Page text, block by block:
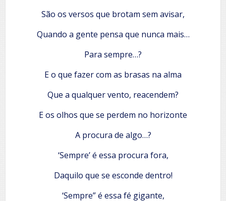
São os versos que brotam sem avisar,
Quando a gente pensa que nunca mais…
Para sempre…?
E o que fazer com as brasas na alma
Que a qualquer vento, reacendem?
E os olhos que se perdem no horizonte
A procura de algo…?
‘Sempre’ é essa procura fora,
Daquilo que se esconde dentro!
‘Sempre” é essa fé gigante,